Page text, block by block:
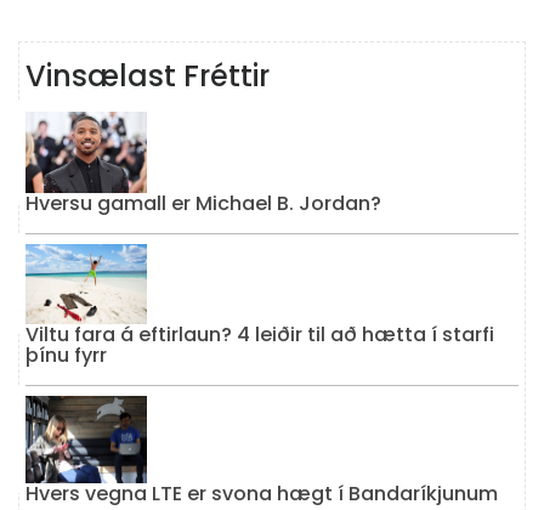
Vinsælast Fréttir
Hversu gamall er Michael B. Jordan?
Viltu fara á eftirlaun? 4 leiðir til að hætta í starfi
þínu fyrr
Hvers vegna LTE er svona hægt í Bandaríkjunum